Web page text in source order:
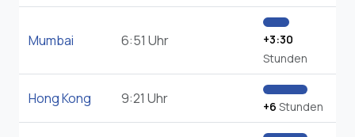
Mumbai 6:51 Uhr
+3:30
Stunden
Hong Kong 9:21 Uhr +6 Stunden